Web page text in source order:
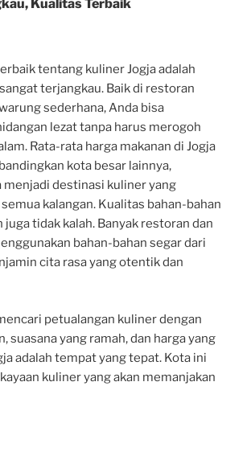
Kualitas Terbaik
tentang kuliner Jogja adalah
terjangkau. Baik di restoran
sederhana, Anda bisa
lezat tanpa harus merogoh
Rata-rata harga makanan di Jogja
kota besar lainnya,
menjadi destinasi kuliner yang
kalangan. Kualitas bahan-bahan
juga tidak kalah. Banyak restoran dan
bahan-bahan segar dari
cita rasa yang otentik dan
petualangan kuliner dengan
suasana yang ramah, dan harga yang
adalah tempat yang tepat. Kota ini
kuliner yang akan memanjakan